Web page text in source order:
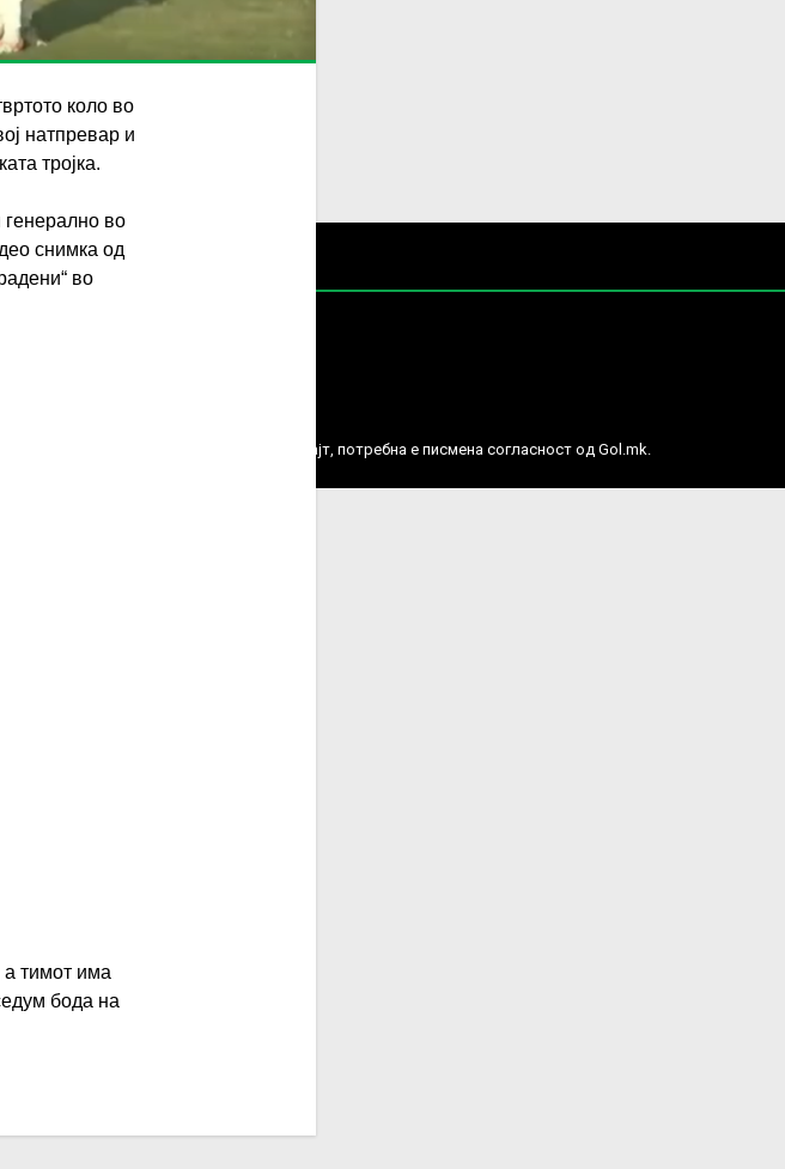
коло во
натпревар и
тројка.
генерално во
снимка од
во
тимот има
бода на
КОНТАКТ
фотографии или податоци од овој веб сајт, потребна е писмена согласност од Gol.mk.